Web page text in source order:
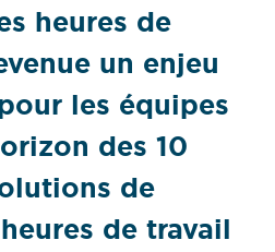
heures de
un enjeu
les équipes
des 10
de
de travail